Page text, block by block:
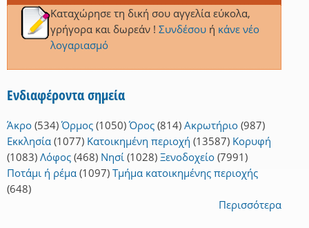
Καταχώρησε τη δική σου αγγελία εύκολα,
γρήγορα και δωρεάν ! Συνδέσουή κάνε νέο
λογαριασμό
Ενδιαφέροντα σημεία
Άκρο (534) Όρμος (1050) Όρος (814) Ακρωτήριο (987)
Εκκλησία (1077) Κατοικημένη περιοχή (13587) Κορυφή
(1083) Λόφος (468) Νησί (1028) Ξενοδοχείο (7991)
Ποτάμι ή ρέμα (1097) Τμήμα κατοικημένης περιοχής
(648)
Περισσότερα